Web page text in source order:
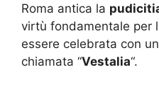
Roma antica la
virtù fondamentale per
essere celebrata con
chiamata “Vestalia“.